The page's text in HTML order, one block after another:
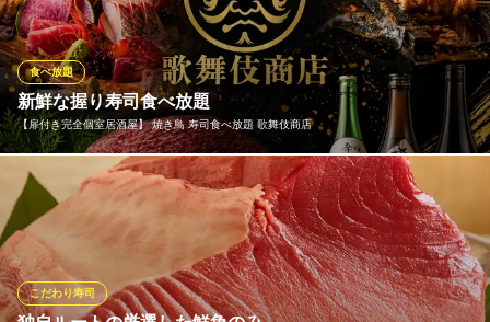
計でご提供しております。 本格江戸前寿司をお手頃価格で肩肘張
らずお愉しみください。
築地すし好 新宿東口店
匠の技が光る寿司屋
地下鉄丸ノ内線新宿駅 徒歩3分
東京都新宿区歌舞伎町1-6-1 シロービル1F
新鮮な握り寿司食べ放題
【扉付き完全個室居酒屋】 焼き鳥 寿司食べ放題 歌舞伎商店
食べ放題
毎日仕入れる新鮮な魚介を使用した本格握り寿司を、食べ放題で
心ゆくまで堪能できます。マグロやサーモンなど人気の定番から
季節ごとに変わる旬魚まで、種類豊富なネタをご用意。職人が一
貫ずつ丁寧に握るからこそ味わえる、本格的な寿司の醍醐味をぜ
ひお楽しみください。
こだわり寿司